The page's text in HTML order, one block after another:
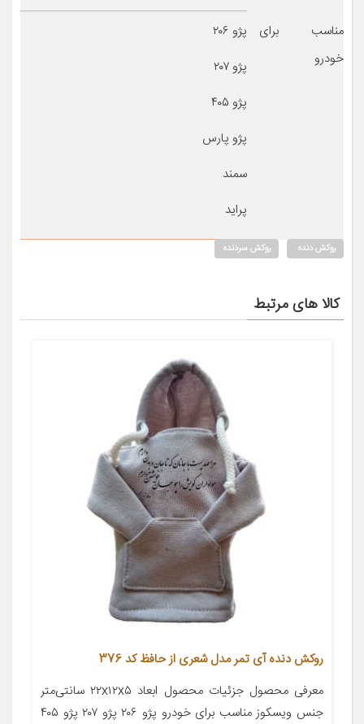
مناسب برای
خودرو
پژو ۲۰۶
پژو ۲۰۷
پژو ۴۰۵
پژو پارس
سمند
پراید
روکش دنده روکش سردنده
کالا های مرتبط
روکش دنده آی تمر مدل شعری از حافظ کد 376
معرفی محصول جزئیات محصول ابعاد ۲۲x۱۲x۵ سانتی‌متر
جنس ویسکوز مناسب برای خودرو پژو ۲۰۶ پژو ۲۰۷ پژو ۴۰۵